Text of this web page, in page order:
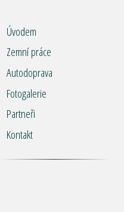
Úvodem
Zemní práce
Autodoprava
Fotogalerie
Partneři
Kontakt